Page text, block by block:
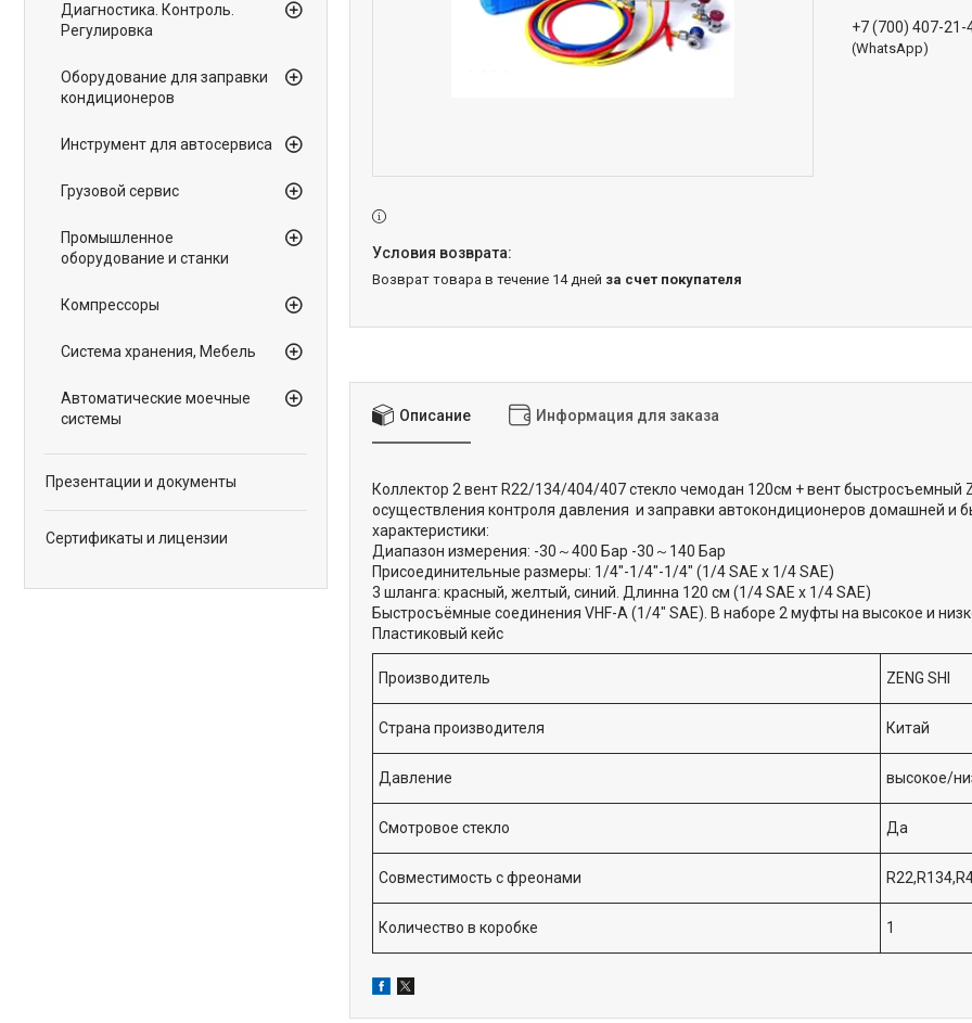
+7 (700) 407-21-
(WhatsApp)
возврат товара в течение 14 дней за счет покупателя
Описание Информация для заказа
Коллектор 2 вент R22/134/404/407 стекло чемодан 120см + вент быстросъемный
осуществления контроля давления и заправки автокондиционеров домашней и
характеристики:
Диапазон измерения: -30～400 Бар -30～140 Бар
Присоединительные размеры: 1/4"-1/4"-1/4" (1/4 SAE x 1/4 SAE)
3 шланга: красный, желтый, синий. Длинна 120 см (1/4 SAE x 1/4 SAE)
Быстросъёмные соединения VHF-A (1/4" SAE). В наборе 2 муфты на высокое и
Пластиковый кейс
Производитель ZENG SHI
Страна производителя Китай
Давление высокое/
Смотровое стекло Да
Совместимость с фреонами
Количество в коробке 1
Диагностика. Контроль.
Регулировка
Оборудование для заправки
кондиционеров
Инструмент для автосервиса
Грузовой сервис
Промышленное
оборудование и станки
Компрессоры
Система хранения, Мебель
Автоматические моечные
системы
Презентации и документы
Сертификаты и лицензии